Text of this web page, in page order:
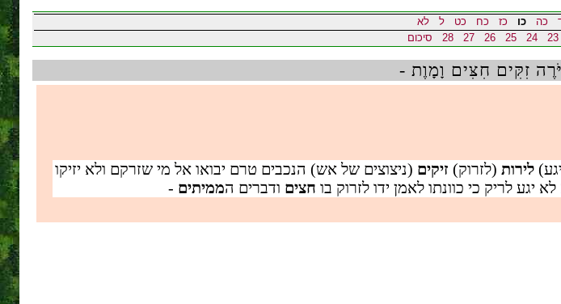
כה כו כז כח כט ל
לא
23
24
25
26
27
28 סיכום
זִקִּים חִצִּים וָמָוֶת -
לירות (לזרוק) זיקים (ניצוצים של אש) הנכבים טרם יבואו אל מי שזרקם ולא יזיקו
יגע לריק כי כוונתו לאמן ידו לזרוק בו חצים ודברים הממיתים -